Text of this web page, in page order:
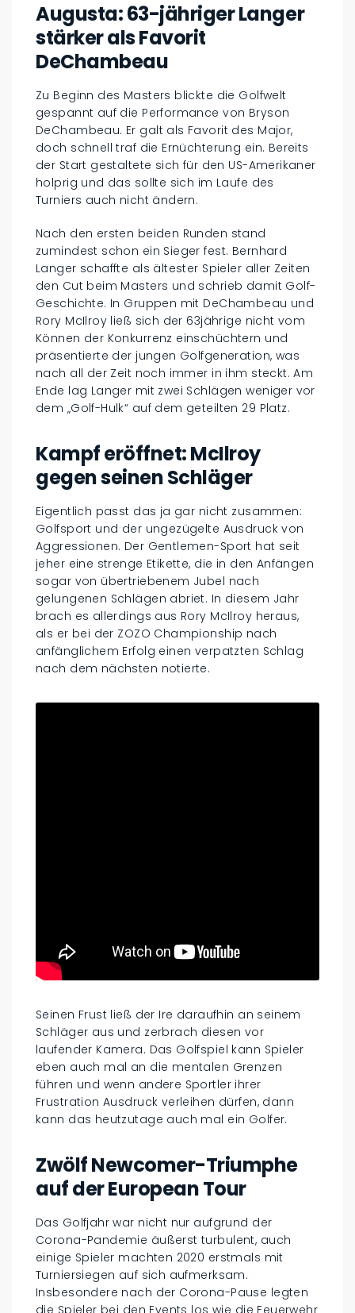
Augusta: 63-jähriger Langer
stärker als Favorit
DeChambeau
Zu Beginn des Masters blickte die Golfwelt
gespannt auf die Performance von Bryson
DeChambeau. Er galt als Favorit des Major,
doch schnell traf die Ernüchterung ein. Bereits
der Start gestaltete sich für den US-Amerikaner
holprig und das sollte sich im Laufe des
Turniers auch nicht ändern.
Nach den ersten beiden Runden stand
zumindest schon ein Sieger fest. Bernhard
Langer schaffte als ältester Spieler aller Zeiten
den Cut beim Masters und schrieb damit Golf-
Geschichte. In Gruppen mit DeChambeau und
Rory McIlroy ließ sich der 63jährige nicht vom
Können der Konkurrenz einschüchtern und
präsentierte der jungen Golfgeneration, was
nach all der Zeit noch immer in ihm steckt. Am
Ende lag Langer mit zwei Schlägen weniger vor
dem „Golf-Hulk“ auf dem geteilten 29 Platz.
Kampf eröffnet: McIlroy
gegen seinen Schläger
Eigentlich passt das ja gar nicht zusammen:
Golfsport und der ungezügelte Ausdruck von
Aggressionen. Der Gentlemen-Sport hat seit
jeher eine strenge Etikette, die in den Anfängen
sogar von übertriebenem Jubel nach
gelungenen Schlägen abriet. In diesem Jahr
brach es allerdings aus Rory McIlroy heraus,
als er bei der ZOZO Championship nach
anfänglichem Erfolg einen verpatzten Schlag
nach dem nächsten notierte.
Seinen Frust ließ der Ire daraufhin an seinem
Schläger aus und zerbrach diesen vor
laufender Kamera. Das Golfspiel kann Spieler
eben auch mal an die mentalen Grenzen
führen und wenn andere Sportler ihrer
Frustration Ausdruck verleihen dürfen, dann
kann das heutzutage auch mal ein Golfer.
Zwölf Newcomer-Triumphe
auf der European Tour
Das Golfjahr war nicht nur aufgrund der
Corona-Pandemie äußerst turbulent, auch
einige Spieler machten 2020 erstmals mit
Turniersiegen auf sich aufmerksam.
Insbesondere nach der Corona-Pause legten